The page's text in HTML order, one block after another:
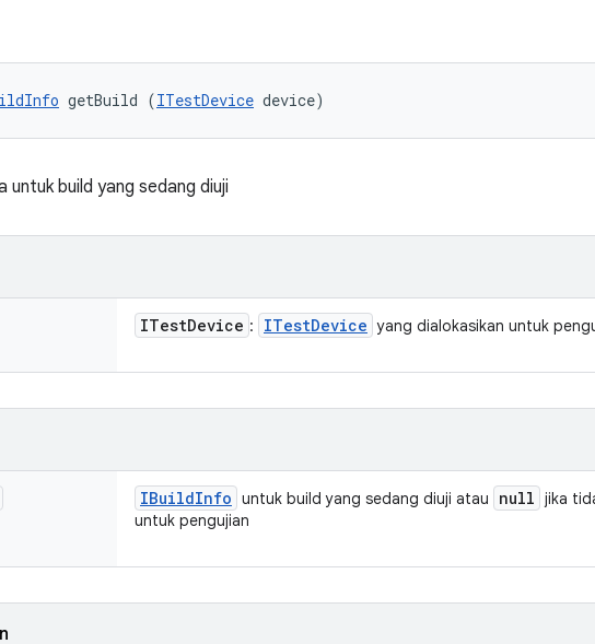
getBuild (ITestDevice device)
untuk build yang sedang diuji
ITestDevice : ITestDevice yang dialokasikan untuk
IBuildInfo untuk build yang sedang diuji atau null jika
untuk pengujian